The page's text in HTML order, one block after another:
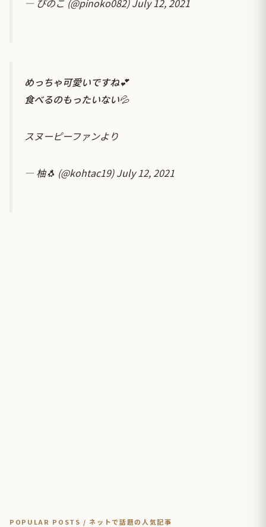
— ぴのこ (@pinoko082)July 12, 2021
めっちゃ可愛いですね💕
食べるのもったいない💦
スヌーピーファンより
— 柚🐧 (@kohtac19)July 12, 2021
POPULAR POSTS / ネットで話題の人気記事